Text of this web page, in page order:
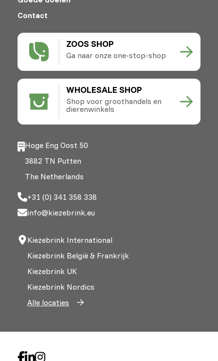
ZOOS SHOP
Ga naar onze one-stop-shop
WHOLESALE SHOP
Shop voor groothandels en
dierenwinkels
Contact
Hoge Eng Oost 50
3882 TN Putten
The Netherlands
+31 (0) 341 358 338
info@kiezebrink.eu
Kiezebrink International
Kiezebrink België & Frankrijk
Kiezebrink UK
Kiezebrink Nordics
Alle locaties